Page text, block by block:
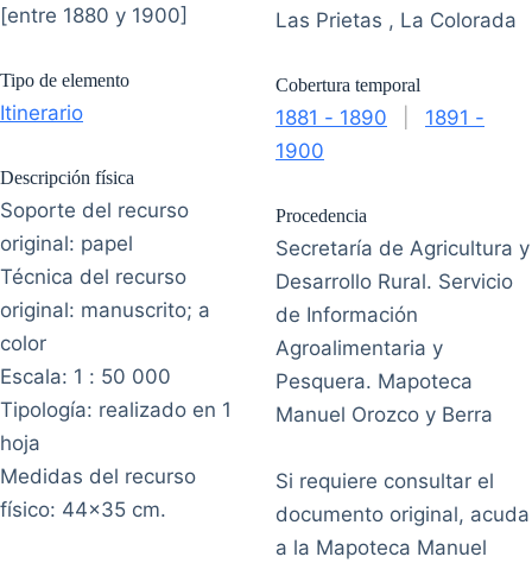
[entre 1880 y 1900]
Tipo de elemento
Itinerario
Descripción física
Soporte del recurso
original: papel
Técnica del recurso
original: manuscrito; a
color
Escala: 1 : 50 000
Tipología: realizado en 1
hoja
Medidas del recurso
físico: 44x35 cm.
Las Prietas , La Colorada
Cobertura temporal
1881 - 1890
1891 -
1900
Procedencia
Secretaría de Agricultura y
Desarrollo Rural. Servicio
de Información
Agroalimentaria y
Pesquera. Mapoteca
Manuel Orozco y Berra
Si requiere consultar el
documento original, acuda
a la Mapoteca Manuel